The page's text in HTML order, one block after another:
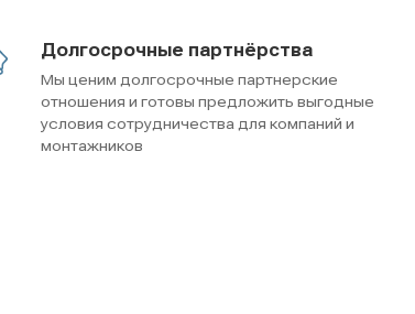
Долгосрочные партнёрства
Мы ценим долгосрочные партнерские
отношения и готовы предложить выгодные
условия сотрудничества для компаний и
монтажников